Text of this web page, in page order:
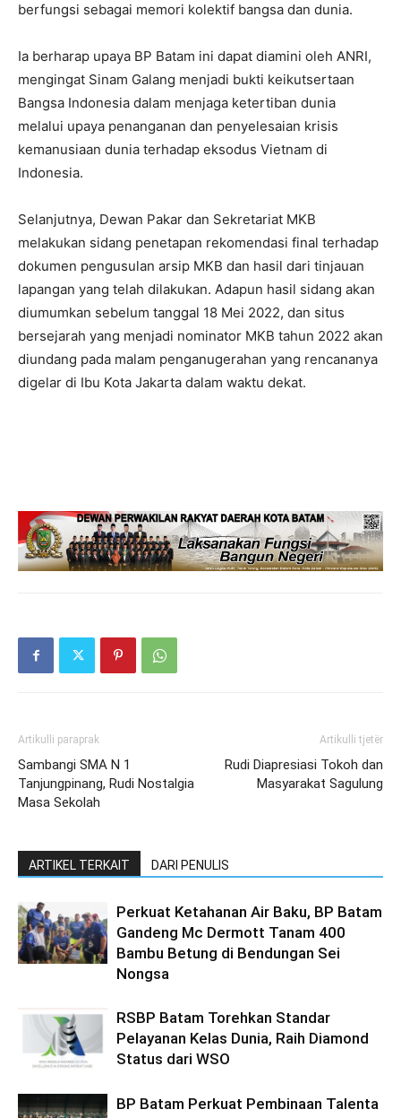
berfungsi sebagai memori kolektif bangsa dan dunia.
Ia berharap upaya BP Batam ini dapat diamini oleh ANRI,
mengingat Sinam Galang menjadi bukti keikutsertaan
Bangsa Indonesia dalam menjaga ketertiban dunia
melalui upaya penanganan dan penyelesaian krisis
kemanusiaan dunia terhadap eksodus Vietnam di
Indonesia.
Selanjutnya, Dewan Pakar dan Sekretariat MKB
melakukan sidang penetapan rekomendasi final terhadap
dokumen pengusulan arsip MKB dan hasil dari tinjauan
lapangan yang telah dilakukan. Adapun hasil sidang akan
diumumkan sebelum tanggal 18 Mei 2022, dan situs
bersejarah yang menjadi nominator MKB tahun 2022 akan
diundang pada malam penganugerahan yang rencananya
digelar di Ibu Kota Jakarta dalam waktu dekat.
Artikulli paraprak
Sambangi SMA N 1
Tanjungpinang, Rudi Nostalgia
Masa Sekolah
Artikulli tjetër
Rudi Diapresiasi Tokoh dan
Masyarakat Sagulung
ARTIKEL TERKAIT DARI PENULIS
Perkuat Ketahanan Air Baku, BP Batam
Gandeng Mc Dermott Tanam 400
Bambu Betung di Bendungan Sei
Nongsa
RSBP Batam Torehkan Standar
Pelayanan Kelas Dunia, Raih Diamond
Status dari WSO
BP Batam Perkuat Pembinaan Talenta